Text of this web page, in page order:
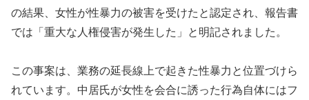
の結果、女性が性暴力の被害を受けたと認定され、報告書
では「重大な人権侵害が発生した」と明記されました。
この事案は、業務の延長線上で起きた性暴力と位置づけら
れています。中居氏が女性を会合に誘った行為自体にはフ